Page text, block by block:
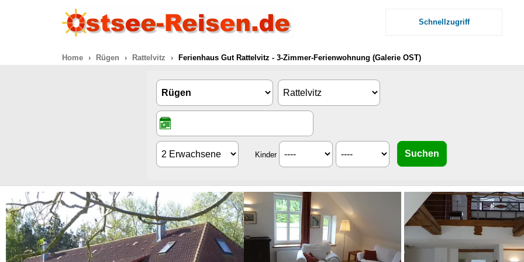
Schnellzugriff
Home Rügen Rattelvitz Ferienhaus Gut Rattelvitz - 3-Zimmer-Ferienwohnung (Galerie OST)
Kinder